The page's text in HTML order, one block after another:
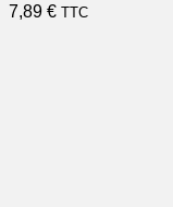
7,89 € TTC